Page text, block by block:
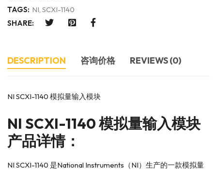
TAGS: NI SCXI-1140
SHARE:
DESCRIPTION 咨询价格 REVIEWS (0)
NI SCXI-1140 模拟量输入模块
NI SCXI-1140 模拟量输入模块
产品详情：
NI SCXI-1140 是National Instruments（NI）生产的一款模拟量